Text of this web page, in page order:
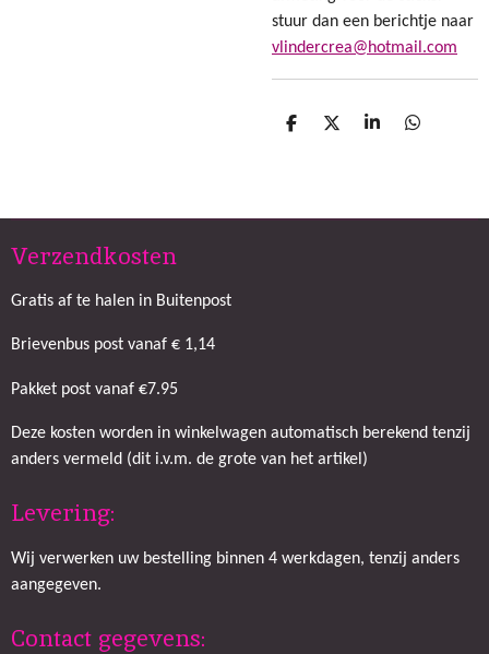
stuur dan een berichtje naar
vlindercrea@hotmail.com
D
D
S
D
Verzendkosten
Gratis af te halen in Buitenpost
Brievenbus post vanaf € 1,14
Pakket post vanaf €7.95
Deze kosten worden in winkelwagen automatisch berekend tenzij
anders vermeld (dit i.v.m. de grote van het artikel)
Levering:
Wij verwerken uw bestelling binnen 4 werkdagen, tenzij anders
aangegeven.
Contact gegevens: